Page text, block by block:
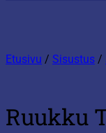
Etusivu / Sisustus /
Ruukku